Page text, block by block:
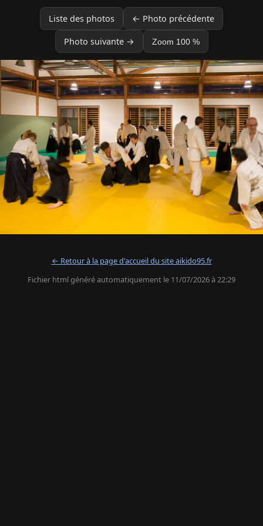
Liste des photos ← Photo précédente
Photo suivante → Zoom 100 %
← Retour à la page d'accueil du site aikido95.fr
Fichier html généré automatiquement le 11/07/2026 à 22:29